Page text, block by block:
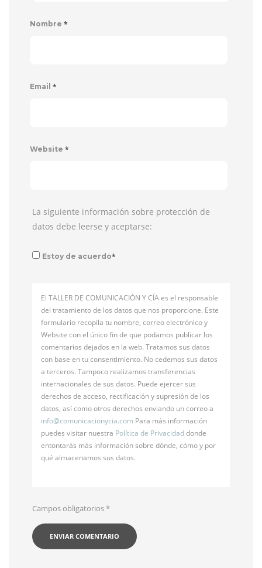
Nombre *
Email *
Website *
La siguiente información sobre protección de
datos debe leerse y aceptarse:
Estoy de acuerdo*
El TALLER DE COMUNICACIÓN Y CÍA es el responsable
del tratamiento de los datos que nos proporcione. Este
formulario recopila tu nombre, correo electrónico y
Website con el único fin de que podamos publicar los
comentarios dejados en la web. Tratamos sus datos
con base en tu consentimiento. No cedemos sus datos
a terceros. Tampoco realizamos transferencias
internacionales de sus datos. Puede ejercer sus
derechos de acceso, rectificación y supresión de los
datos, así como otros derechos enviando un correo a
info@comunicacionycia.com Para más información
puedes visitar nuestra Política de Privacidaddonde
entontarás más información sobre dónde, cómo y por
qué almacenamos sus datos.
Campos obligatorios*